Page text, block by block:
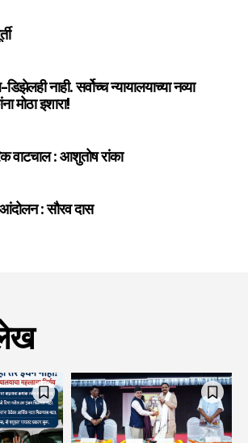
नाही. सर्वोच्च न्यायालयाच्या नव्या
मोठा इशारा!
वाटचाल : आशुतोष रांका
: सौरव दास